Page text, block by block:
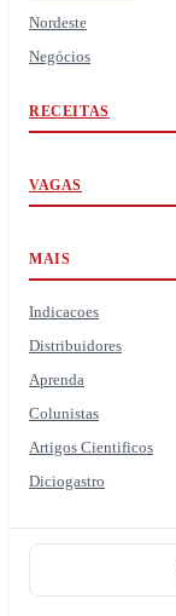
Nordeste
Negócios
RECEITAS
VAGAS
MAIS
Indicacoes
Distribuidores
Aprenda
Colunistas
Artigos Cientificos
Diciogastro